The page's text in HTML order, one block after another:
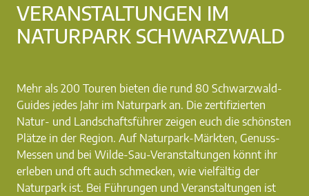
VERANSTALTUNGEN IM
NATURPARK SCHWARZWALD
Mehr als 200 Touren bieten die rund 80 Schwarzwald-
Guides jedes Jahr im Naturpark an. Die zertifizierten
Natur- und Landschaftsführer zeigen euch die schönsten
Plätze in der Region. Auf Naturpark-Märkten, Genuss-
Messen und bei Wilde-Sau-Veranstaltungen könnt ihr
erleben und oft auch schmecken, wie vielfältig der
Naturpark ist. Bei Führungen und Veranstaltungen ist